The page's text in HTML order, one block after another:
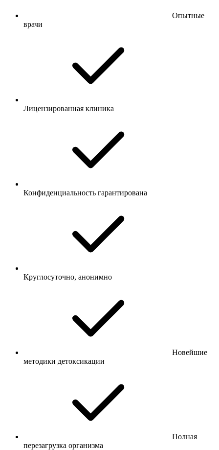
Опытные
врачи
Лицензированная клиника
Конфиденциальность гарантирована
Круглосуточно, анонимно
Новейшие
методики детоксикации
Полная
перезагрузка организма